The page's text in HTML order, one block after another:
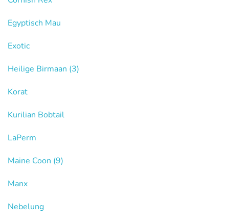
Egyptisch Mau
Exotic
Heilige Birmaan (3)
Korat
Kurilian Bobtail
LaPerm
Maine Coon (9)
Manx
Nebelung